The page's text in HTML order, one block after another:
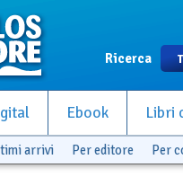
Ricerca
Ebook Libri
arrivi Per editore Per